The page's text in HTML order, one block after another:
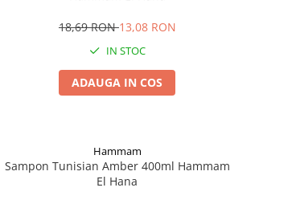
18,69 RON13,08 RON
IN STOC
ADAUGA IN COS
Hammam
Sampon Tunisian Amber 400ml Hammam
El Hana